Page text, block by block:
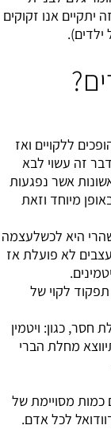
אנו זקוקים
ללקויים ואז
זה עשוי לבא
אשר נפגעות
מיוחד וזאת
היא לכשלעצמה
לא פועלת אז
תפקוד לקוי של
חסר, כגון: ויטמין
מחלת הברי
כמות מסויימת של
לכל אדם.